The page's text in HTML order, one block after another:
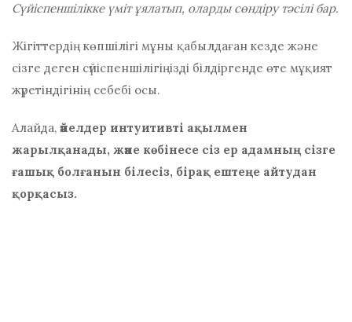
Сүйіспеншілікке үміт ұялатып, оларды сөндіру тәсілі бар.
Жігіттердің көпшілігі мұны қабылдаған кезде және
сізге деген сүйіспеншілігіңізді білдіргенде өте мұқият
жүретіндігінің себебі осы.
Алайда, әйелдер интуитивті ақылмен
жарылқанады, және көбінесе сіз ер адамның сізге
ғашық болғанын білесіз, бірақ ештеңе айтудан
қорқасыз.